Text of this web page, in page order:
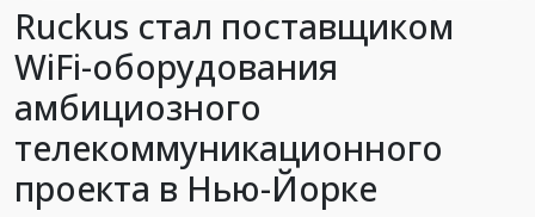
Ruckus стал поставщиком
WiFi-оборудования
амбициозного
телекоммуникационного
проекта в Нью-Йорке